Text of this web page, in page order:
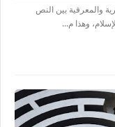
والمعرفية بين النص
وهذا م...